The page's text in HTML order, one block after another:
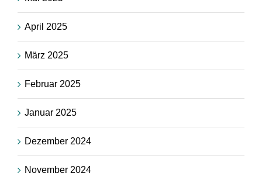
April 2025
März 2025
Februar 2025
Januar 2025
Dezember 2024
November 2024